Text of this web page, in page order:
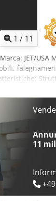
1 / 11
JET/
dura
pezzo 230
mm
di
con porta
x 1050 (h)11